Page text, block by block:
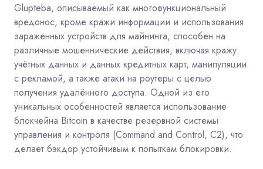
Glupteba, описываемый как многофункциональный
вредонос, кроме кражи информации и использования
заражённых устройств для майнинга, способен на
различные мошеннические действия, включая кражу
учётных данных и данных кредитных карт, манипуляции
с рекламой, а также атаки на роутеры с целью
получения удалённого доступа. Одной из его
уникальных особенностей является использование
блокчейна Bitcoin в качестве резервной системы
управления и контроля (Command and Control, C2), что
делает бэкдор устойчивым к попыткам блокировки.